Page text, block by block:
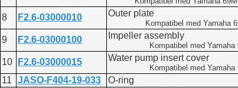
8 F2.6-03000010 Outer plate
Kompatibel med Yamaha
9 F2.6-03000100 Impeller assembly
Kompatibel med Yamaha
10 F2.6-03000015 Water pump insert cover
Kompatibel med Yamaha
11 JASO-F404-19-033
O-ring